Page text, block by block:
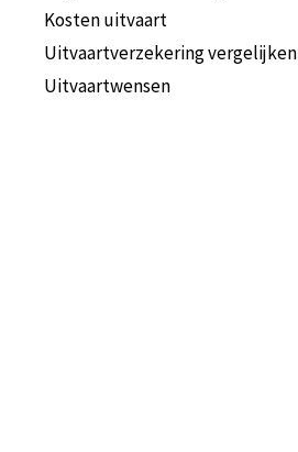
Kosten uitvaart
Uitvaartverzekering vergelijken
Uitvaartwensen